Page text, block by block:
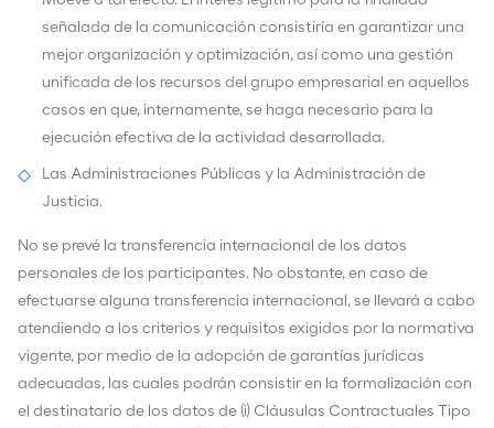
señalada de la comunicación consistiría en garantizar una
mejor organización y optimización, así como una gestión
unificada de los recursos del grupo empresarial en aquellos
casos en que, internamente, se haga necesario para la
ejecución efectiva de la actividad desarrollada.
Las Administraciones Públicas y la Administración de
Justicia.
No se prevé la transferencia internacional de los datos
personales de los participantes. No obstante, en caso de
efectuarse alguna transferencia internacional, se llevará a cabo
atendiendo a los criterios y requisitos exigidos por la normativa
vigente, por medio de la adopción de garantías jurídicas
adecuadas, las cuales podrán consistir en la formalización con
el destinatario de los datos de (i) Cláusulas Contractuales Tipo